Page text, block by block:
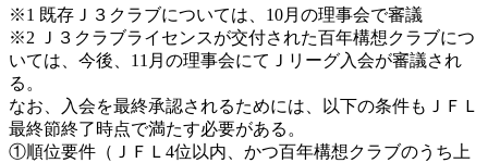
※1 既存Ｊ３クラブについては、10月の理事会で審議
※2 Ｊ３クラブライセンスが交付された百年構想クラブにつ
いては、今後、11月の理事会にてＪリーグ入会が審議され
る。
なお、入会を最終承認されるためには、以下の条件もＪＦＬ
最終節終了時点で満たす必要がある。
①順位要件（ＪＦＬ4位以内、かつ百年構想クラブのうち上